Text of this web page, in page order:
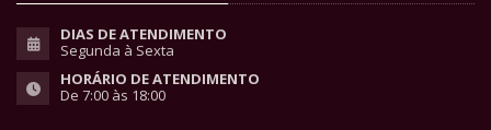
DIAS DE ATENDIMENTO
Segunda à Sexta
HORÁRIO DE ATENDIMENTO
De 7:00 às 18:00